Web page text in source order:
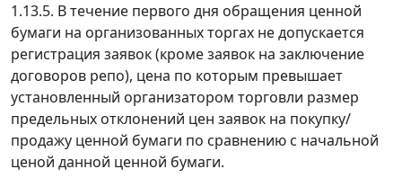
1.13.5. В течение первого дня обращения ценной
бумаги на организованных торгах не допускается
регистрация заявок (кроме заявок на заключение
договоров репо), цена по которым превышает
установленный организатором торговли размер
предельных отклонений цен заявок на покупку/
продажу ценной бумаги по сравнению с начальной
ценой данной ценной бумаги.